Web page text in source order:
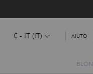
€ - IT (IT) AIUTO